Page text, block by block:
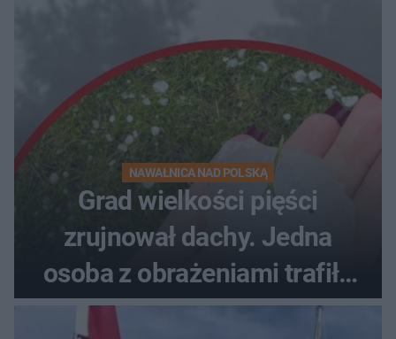
NAWAŁNICA NAD POLSKĄ
Grad wielkości pięści
zrujnował dachy. Jedna
osoba z obrażeniami trafiła
do szpitala